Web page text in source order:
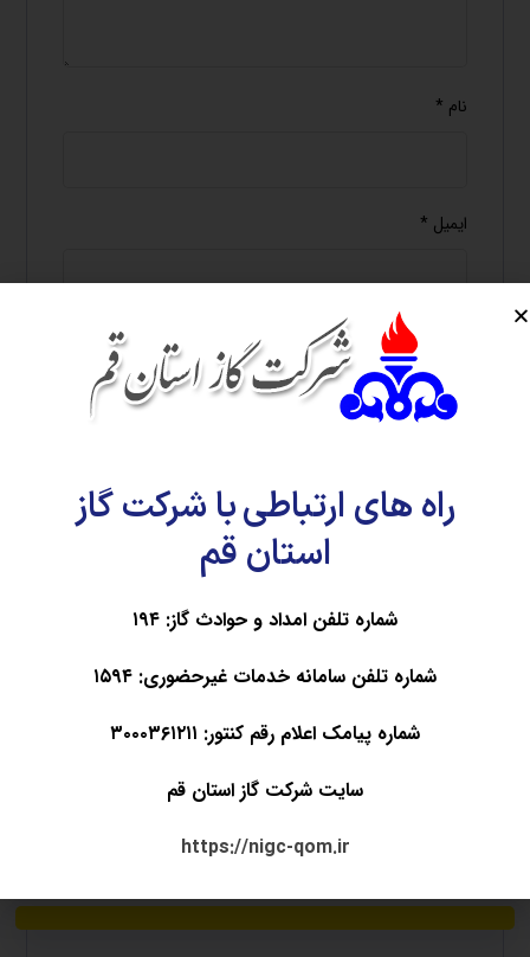
نام *
ایمیل *
وب‌ سایت
راه های ارتباطی با شرکت گاز
استان قم
شماره تلفن امداد و حوادث گاز: ۱۹۴
شماره تلفن سامانه خدمات غیرحضوری: ۱۵۹۴
شماره پیامک اعلام رقم کنتور: ۳۰۰۰۳۶۱۲۱۱
سایت شرکت گاز استان قم
https://nigc-qom.ir